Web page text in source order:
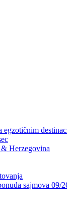
egzotičnim
Herzegovina
sajmova 09/